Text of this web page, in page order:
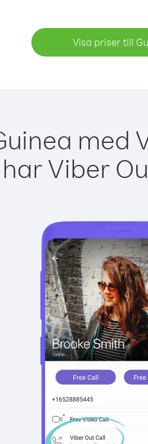
Visa priser till
med
Viber